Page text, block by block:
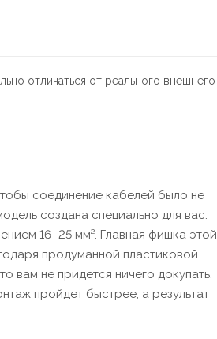
отличаться от реального внешнего
соединение кабелей было не
создана специально для вас.
16–25 мм². Главная фишка этой
продуманной пластиковой
вам не придется ничего докупать.
пройдет быстрее, а результат